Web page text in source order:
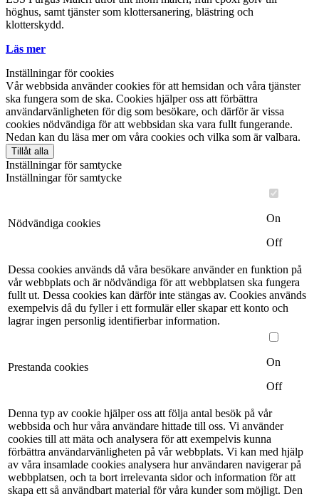
höghus, samt tjänster som klottersanering, blästring och
klotterskydd.
Läs mer
Inställningar för cookies
Vår webbsida använder cookies för att hemsidan och våra tjänster
ska fungera som de ska. Cookies hjälper oss att förbättra
användarvänligheten för dig som besökare, och därför är vissa
cookies nödvändiga för att webbsidan ska vara fullt fungerande.
Nedan kan du läsa mer om våra cookies och vilka som är valbara.
Tillåt alla
Inställningar för samtycke
Inställningar för samtycke
Nödvändiga cookies
On
Off
Dessa cookies används då våra besökare använder en funktion på
vår webbplats och är nödvändiga för att webbplatsen ska fungera
fullt ut. Dessa cookies kan därför inte stängas av. Cookies används
exempelvis då du fyller i ett formulär eller skapar ett konto och
lagrar ingen personlig identifierbar information.
Prestanda cookies
On
Off
Denna typ av cookie hjälper oss att följa antal besök på vår
webbsida och hur våra användare hittade till oss. Vi använder
cookies till att mäta och analysera för att exempelvis kunna
förbättra användarvänligheten på vår webbplats. Vi kan med hjälp
av våra insamlade cookies analysera hur användaren navigerar på
webbplatsen, och ta bort irrelevanta sidor och information för att
skapa ett så användbart material för våra kunder som möjligt. Den